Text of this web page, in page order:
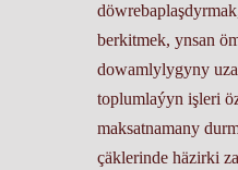
berkitmek, ynsan
dowamlylygyny
toplumlaýyn işleri
maksatnamany
çäklerinde häzirki